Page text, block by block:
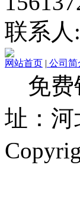
联系人
网站首页 | 公司简
免费
址：